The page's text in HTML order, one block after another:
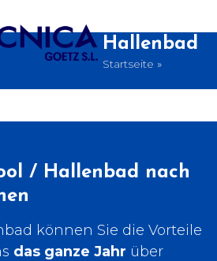
Hallenbad
Startseite »
/ Hallenbad nach
können Sie die Vorteile
das ganze Jahr über